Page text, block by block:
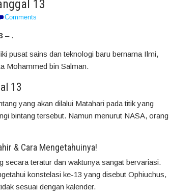
13
Comments
– .
pusat sains dan teknologi baru bernama Ilmi,
Mohammed bin Salman.
13
yang akan dilalui Matahari pada titik yang
bintang tersebut. Namun menurut NASA, orang
& Cara Mengetahuinya!
secara teratur dan waktunya sangat bervariasi.
konstelasi ke-13 yang disebut Ophiuchus,
sesuai dengan kalender.